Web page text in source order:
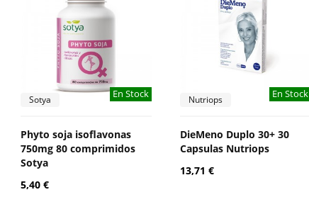
En Stock
Sotya
Phyto soja isoflavonas
750mg 80 comprimidos
Sotya
5,40 €
En Stock
Nutriops
DieMeno Duplo 30+ 30
Capsulas Nutriops
13,71 €